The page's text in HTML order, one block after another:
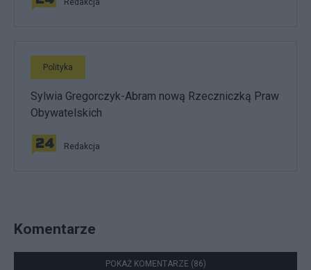
Redakcja
Polityka
Sylwia Gregorczyk-Abram nową Rzeczniczką Praw
Obywatelskich
Redakcja
Komentarze
POKAŻ KOMENTARZE (86)